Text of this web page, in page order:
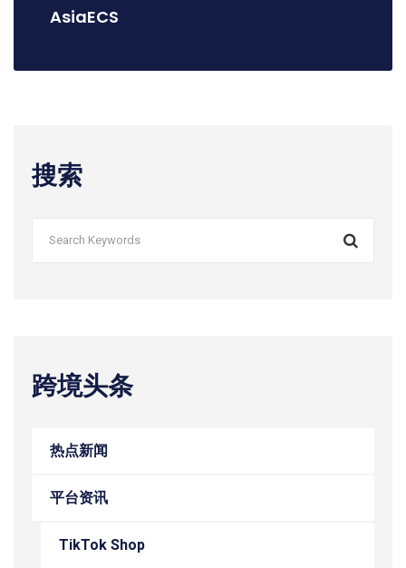
AsiaECS
搜索
跨境头条
热点新闻
平台资讯
TikTok Shop